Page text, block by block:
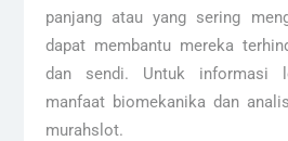
panjang atau yang sering
dapat membantu mereka
dan sendi. Untuk informasi
manfaat biomekanika dan
murahslot.